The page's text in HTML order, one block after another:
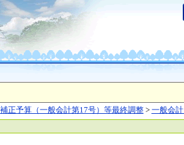
正予算（一般会計第17号）等最終調整> 一般会計
いて
大手前2丁目
（代表電話）06-6941-0351
区南港北1-14-16
（代表電話）06-6941-0351
Prefecture,All rights reserved.